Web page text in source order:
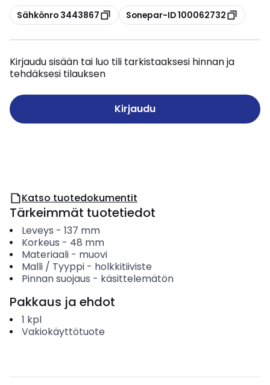
Kopioi
Sähkönro 3443867 Kopioi
Sonepar-ID 100062732
Kirjaudu sisään tai luo tili tarkistaaksesi hinnan ja
tehdäksesi tilauksen
Kirjaudu
Katso tuotedokumentit
Tärkeimmät tuotetiedot
Leveys - 137 mm
Korkeus - 48 mm
Materiaali- muovi
Malli / Tyyppi- holkkitiiviste
Pinnan suojaus - käsittelemätön
Pakkaus ja ehdot
1 kpl
Vakiokäyttötuote